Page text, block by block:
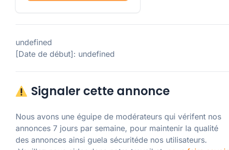
undefined
[Date de début]: undefined
Signaler cette annonce
Nous avons une éguipe de modérateurs qui vérifent nos
annonces 7 jours par semaine, pour maintenir la qualité
des annonces ainsi guela sécuritéde nos utilisateurs.